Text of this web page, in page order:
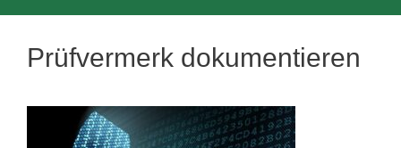
Prüfvermerk dokumentieren